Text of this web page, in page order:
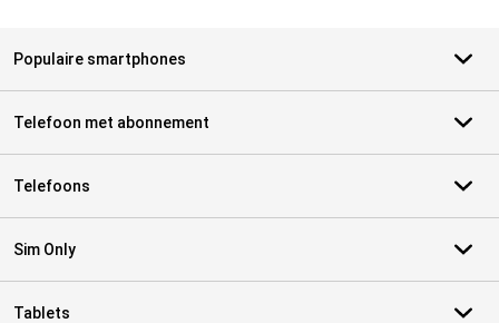
Populaire smartphones
Telefoon met abonnement
Telefoons
Sim Only
Tablets